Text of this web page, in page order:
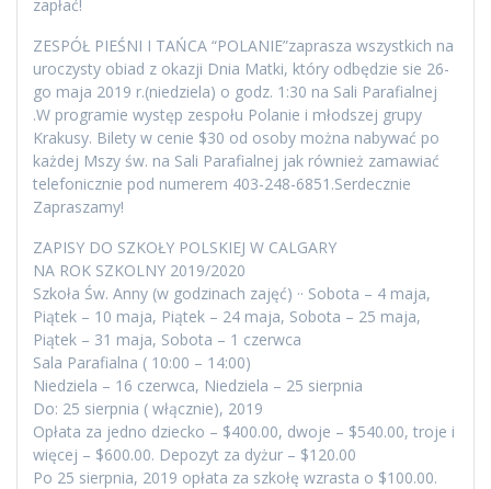
zapłać!
ZESPÓŁ PIEŚNI I TAŃCA “POLANIE”zaprasza wszystkich na
uroczysty obiad z okazji Dnia Matki, który odbędzie sie 26-
go maja 2019 r.(niedziela) o godz. 1:30 na Sali Parafialnej
.W programie występ zespołu Polanie i młodszej grupy
Krakusy. Bilety w cenie $30 od osoby można nabywać po
każdej Mszy św. na Sali Parafialnej jak również zamawiać
telefonicznie pod numerem 403-248-6851.Serdecznie
Zapraszamy!
ZAPISY DO SZKOŁY POLSKIEJ W CALGARY
NA ROK SZKOLNY 2019/2020
Szkoła Św. Anny (w godzinach zajęć) ·· Sobota – 4 maja,
Piątek – 10 maja, Piątek – 24 maja, Sobota – 25 maja,
Piątek – 31 maja, Sobota – 1 czerwca
Sala Parafialna ( 10:00 – 14:00)
Niedziela – 16 czerwca, Niedziela – 25 sierpnia
Do: 25 sierpnia ( włącznie), 2019
Opłata za jedno dziecko – $400.00, dwoje – $540.00, troje i
więcej – $600.00. Depozyt za dyżur – $120.00
Po 25 sierpnia, 2019 opłata za szkołę wzrasta o $100.00.